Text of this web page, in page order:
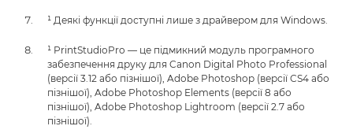
¹ Деякі функції доступні лише з драйвером для Windows.
¹ PrintStudioPro — це підмикний модуль програмного
забезпечення друку для Canon Digital Photo Professional
(версії 3.12 або пізнішої), Adobe Photoshop (версії CS4 або
пізнішої), Adobe Photoshop Elements (версії 8 або
пізнішої), Adobe Photoshop Lightroom (версії 2.7 або
пізнішої).